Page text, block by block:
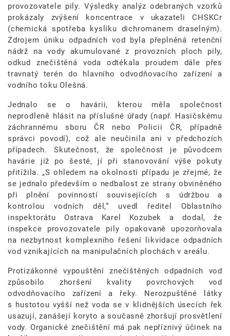
provozovatele pily. Výsledky analýz odebraných vzorků
prokázaly zvýšení koncentrace v ukazateli CHSKCr
(chemická spotřeba kyslíku dichromanem draselným).
Zdrojem úniku odpadních vod byla přeplněná retenční
nádrž na vody akumulované z provozních ploch pily,
odkud znečištěná voda odtékala proudem dále přes
travnatý terén do hlavního odvodňovacího zařízení a
vodního toku Olešná.
Jednalo se o havárii, kterou měla společnost
neprodleně hlásit na příslušné úřady (např. Hasičskému
záchrannému sboru ČR nebo Policii ČR, případně
správci povodí), což ale neučinila ani v předchozích
případech. Skutečnost, že společnost je původcem
havárie již po šesté, jí při stanovování výše pokuty
přitížila. „S ohledem na okolnosti případu je zřejmé, že
se jednalo především o nedbalost ze strany obviněného
při plnění povinností souvisejících s údržbou a
kontrolou vodních děl,“ uvedl ředitel Oblastního
inspektorátu Ostrava Karel Kozubek a dodal, že
inspekce provozovatele pily opakovaně upozorňovala
na nezbytnost komplexního řešení likvidace odpadních
vod vznikajících na manipulačních plochách v areálu.
Protizákonné vypouštění znečištěných odpadních vod
způsobilo zhoršení kvality povrchových vod
odvodňovacího zařízení a řeky. Nerozpuštěné látky
s hustotou vyšší než voda se v klidnějších úsecích řek
usazují, zanášejí koryto a současně zhoršují prosvětlení
vody. Organické znečištění má pak nepříznivý účinek na